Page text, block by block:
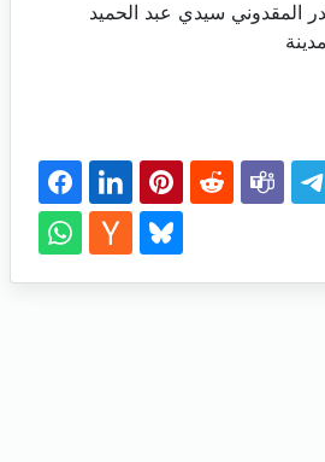
المقدوني سيدي عبد الحميد